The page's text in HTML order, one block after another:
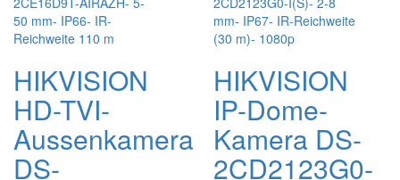
HIKVISION
HD-TVI-
Aussenkamera
DS-
HIKVISION
IP-Dome-
Kamera DS-
2CD2123G0-